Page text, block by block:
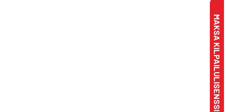
MAKSA KILPAILULISENSSI